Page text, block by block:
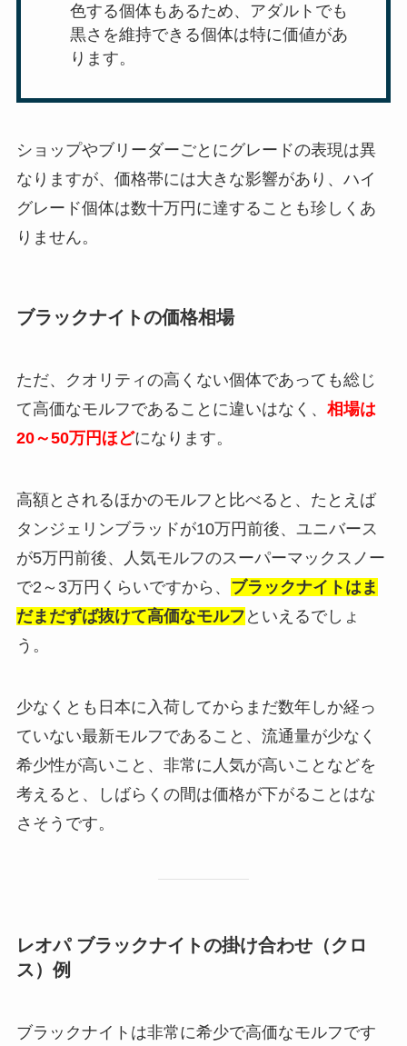
色する個体もあるため、アダルトでも
黒さを維持できる個体は特に価値があ
ります。
ショップやブリーダーごとにグレードの表現は異
なりますが、価格帯には大きな影響があり、ハイ
グレード個体は数十万円に達することも珍しくあ
りません。
ブラックナイトの価格相場
ただ、クオリティの高くない個体であっても総じ
て高価なモルフであることに違いはなく、 相場は
20～50万円ほどになります。
高額とされるほかのモルフと比べると、たとえば
タンジェリンブラッドが10万円前後、ユニバース
が5万円前後、人気モルフのスーパーマックスノー
で2～3万円くらいですから、 ブラックナイトはま
だまだずば抜けて高価なモルフ といえるでしょ
う。
少なくとも日本に入荷してからまだ数年しか経っ
ていない最新モルフであること、流通量が少なく
希少性が高いこと、非常に人気が高いことなどを
考えると、しばらくの間は価格が下がることはな
さそうです。
レオパ ブラックナイトの掛け合わせ（クロ
ス）例
ブラックナイトは非常に希少で高価なモルフです